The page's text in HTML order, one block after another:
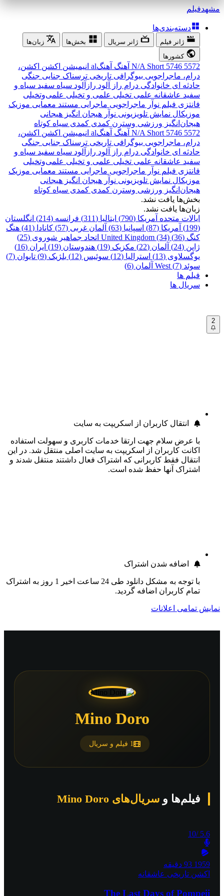
مشهدفیلم
دسته‌بندی‌ها
ژانر فیلم ژانر سریال بخش‌ها
زبان‌ها
کشورها
5572
5746
N/A Short آهنگ آهنگal انیمیشن اکشن اکشن،
درام، ماجراجویی بیوگرافی تاریخی ترسناک جنایی جنگی
حادثه ای خانوادگی درام راز آلود رازآلود سیاه سفید سیاه و
سفید عاشقانه علمی تخیلی علمی و تخیلی علمی‌و‌تخیلی
فانتزی فیلم نوآر ماجراجویی ماجرایی مستند معمایی موزیک
موزیکال نمایش تلویزیونی نوآر هیجان انگیز هیجانی
هیجان‌انگیز ورزشی وسترن کمدی کمدی سیاه کوتاه
5572
5746
N/A Short آهنگ آهنگal انیمیشن اکشن اکشن،
درام، ماجراجویی بیوگرافی تاریخی ترسناک جنایی جنگی
حادثه ای خانوادگی درام راز آلود رازآلود سیاه سفید سیاه و
سفید عاشقانه علمی تخیلی علمی و تخیلی علمی‌و‌تخیلی
فانتزی فیلم نوآر ماجراجویی ماجرایی مستند معمایی موزیک
موزیکال نمایش تلویزیونی نوآر هیجان انگیز هیجانی
هیجان‌انگیز ورزشی وسترن کمدی کمدی سیاه کوتاه
بخش‌ها یافت نشد.
زبان‌ها یافت نشد.
ایالات متحده آمریکا (790)
ایتالیا (311) فرانسه (214)
انگلستان
(199)
آمریکا (87) اسپانیا (63) آلمان غربی (57) کانادا (41)
هنگ
کنگ (36)
United Kingdom (34) اتحاد جماهیر شوروی (25)
ژاپن (24)
آلمان (22) مکزیک (19) هندوستان (19)
ایران (16)
یوگسلاوی (13)
استرالیا (12) سوئیس (12) بلژیک (9)
تایوان (7)
سوئد (7)
West آلمان (6)
فیلم ها
سریال ها
2
انتقال کاربران از اسکریپت به سایت
با عرض سلام جهت ارتقا خدمات کاربری و سهولت استفاده
اکانت کاربران از اسکریپت به سایت اصلی منتقل شد. در این
انتقال فقط کاربرانی که اشتراک فعال داشتند منتقل شدند و
اشتراک آنها حفظ شده است.
اضافه شدن اشتراک
با توجه به مشکل دانلود طی 24 ساعت اخیر 1 روز به اشتراک
تمام کاربران اضافه گردید.
نمایش تمامی اعلانات
Mino Doro
1 فیلم و سریال
فیلم‌ها و سریال‌های Mino Doro
5.6
/10
1959 93 دقیقه
اکشن تاریخی عاشقانه
The Last Days of Pompeii